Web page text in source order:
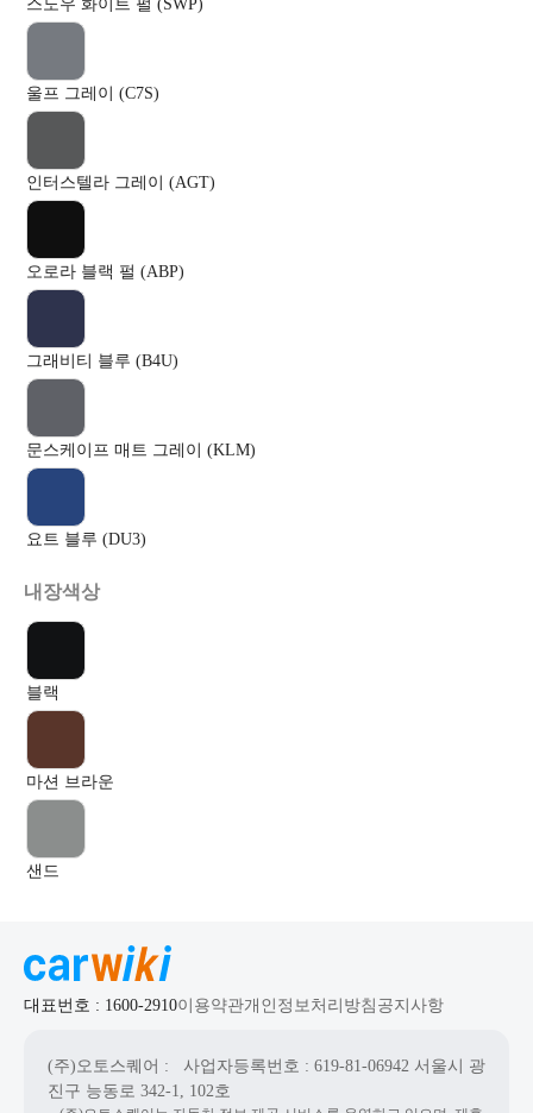
스노우 화이트 펄 (SWP)
울프 그레이 (C7S)
인터스텔라 그레이 (AGT)
오로라 블랙 펄 (ABP)
그래비티 블루 (B4U)
문스케이프 매트 그레이 (KLM)
요트 블루 (DU3)
내장색상
블랙
마션 브라운
샌드
대표번호 : 1600-2910이용약관개인정보처리방침 공지사항
(주)오토스퀘어 : 사업자등록번호 : 619-81-06942 서울시 광
진구 능동로 342-1, 102호